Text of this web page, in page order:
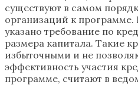
существуют в самом
организаций к программе.
указано требование по
размера капитала. Такие
избыточными и не
эффективность участия
программе, считают в